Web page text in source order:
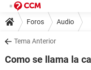
Foros Audio
Tema Anterior
Como se llama la